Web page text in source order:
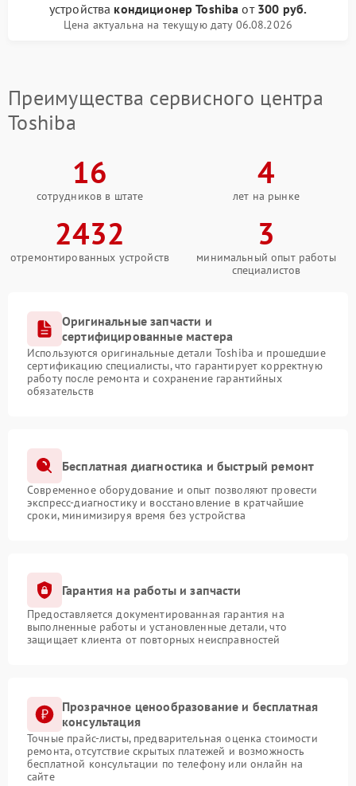
устройства кондиционер Toshiba от 300 руб.
Цена актуальна на текущую дату 06.08.2026
Преимущества сервисного центра
Toshiba
16
сотрудников в штате
4
лет на рынке
2432
отремонтированных устройств
3
минимальный опыт работы
специалистов
Оригинальные запчасти и
сертифицированные мастера
Используются оригинальные детали Toshiba и прошедшие
сертификацию специалисты, что гарантирует корректную
работу после ремонта и сохранение гарантийных
обязательств
Бесплатная диагностика и быстрый ремонт
Современное оборудование и опыт позволяют провести
экспресс-диагностику и восстановление в кратчайшие
сроки, минимизируя время без устройства
Гарантия на работы и запчасти
Предоставляется документированная гарантия на
выполненные работы и установленные детали, что
защищает клиента от повторных неисправностей
Прозрачное ценообразование и бесплатная
консультация
Точные прайс-листы, предварительная оценка стоимости
ремонта, отсутствие скрытых платежей и возможность
бесплатной консультации по телефону или онлайн на
сайте